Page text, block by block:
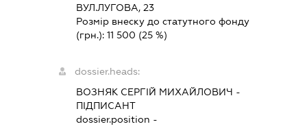
ВУЛ.ЛУГОВА, 23
Розмір внеску до статутного фонду
(грн.):11 500 (25 %)
dossier.heads:
ВОЗНЯК СЕРГІЙ МИХАЙЛОВИЧ -
ПІДПИСАНТ
dossier.position -